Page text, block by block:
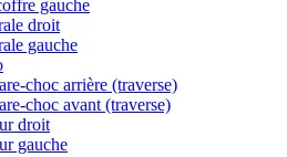
gauche
droit
gauche
choc arrière (traverse)
choc avant (traverse)
droit
gauche